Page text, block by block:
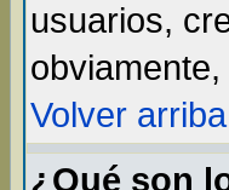
usuarios,
Volver arriba
¿Qué son